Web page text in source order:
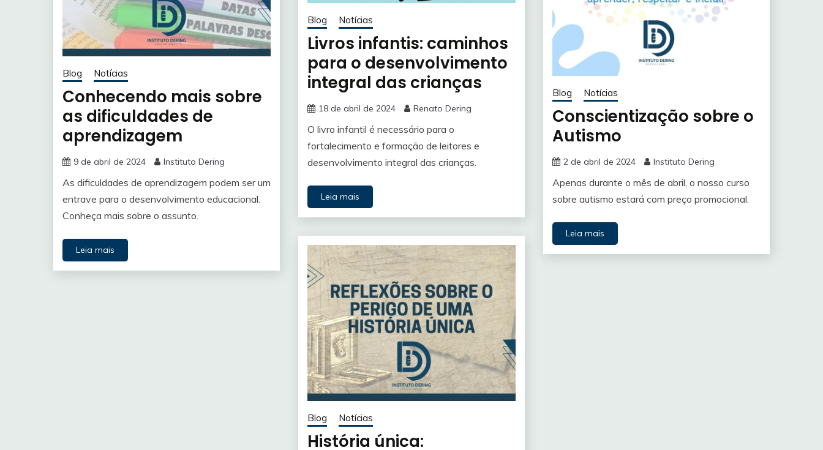
Blog Notícias
Livros infantis: caminhos
para o desenvolvimento
integral das crianças
18 de abril de 2024 Renato Dering
O livro infantil é necessário para o
fortalecimento e formação de leitores e
desenvolvimento integral das crianças.
Leia mais
Blog Notícias
Conhecendo mais sobre
as dificuldades de
aprendizagem
9 de abril de 2024 Instituto Dering
As dificuldades de aprendizagem podem ser um
entrave para o desenvolvimento educacional.
Conheça mais sobre o assunto.
Leia mais
Blog Notícias
Conscientização sobre o
Autismo
2 de abril de 2024 Instituto Dering
Apenas durante o mês de abril, o nosso curso
sobre autismo estará com preço promocional.
Leia mais
Blog Notícias
História única: